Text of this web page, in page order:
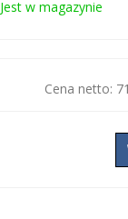
Jest w magazynie
Cena netto: